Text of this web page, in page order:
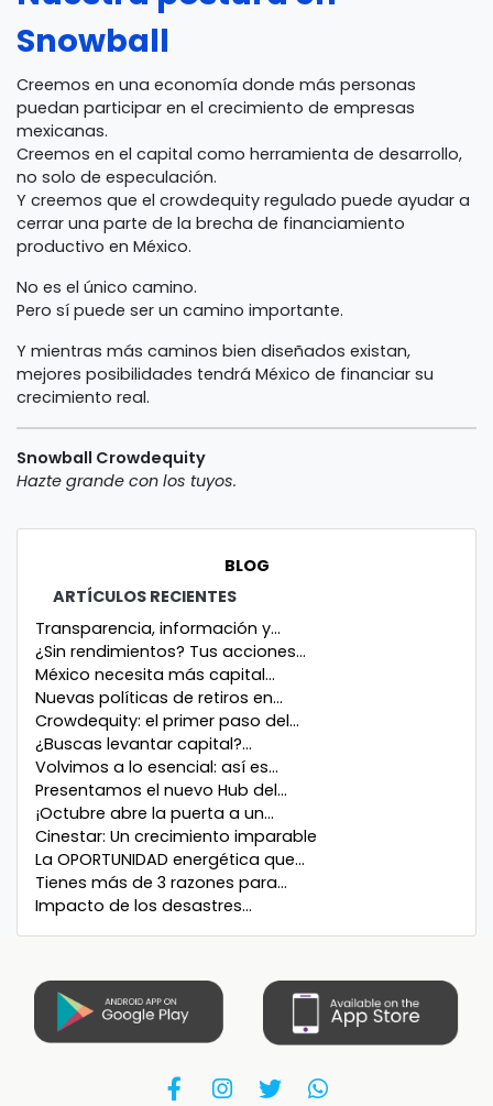
Snowball
Creemos en una economía donde más personas
puedan participar en el crecimiento de empresas
mexicanas.
Creemos en el capital como herramienta de desarrollo,
no solo de especulación.
Y creemos que el crowdequity regulado puede ayudar a
cerrar una parte de la brecha de financiamiento
productivo en México.
No es el único camino.
Pero sí puede ser un camino importante.
Y mientras más caminos bien diseñados existan,
mejores posibilidades tendrá México de financiar su
crecimiento real.
Snowball Crowdequity
Hazte grande con los tuyos.
BLOG
ARTÍCULOS RECIENTES
Transparencia, información y...
¿Sin rendimientos? Tus acciones...
México necesita más capital...
Nuevas políticas de retiros en...
Crowdequity: el primer paso del...
¿Buscas levantar capital?...
Volvimos a lo esencial: así es...
Presentamos el nuevo Hub del...
¡Octubre abre la puerta a un...
Cinestar: Un crecimiento imparable
La OPORTUNIDAD energética que...
Tienes más de 3 razones para...
Impacto de los desastres...